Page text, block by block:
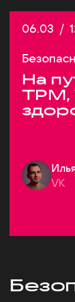
Дата:
06.03 /
На
VK